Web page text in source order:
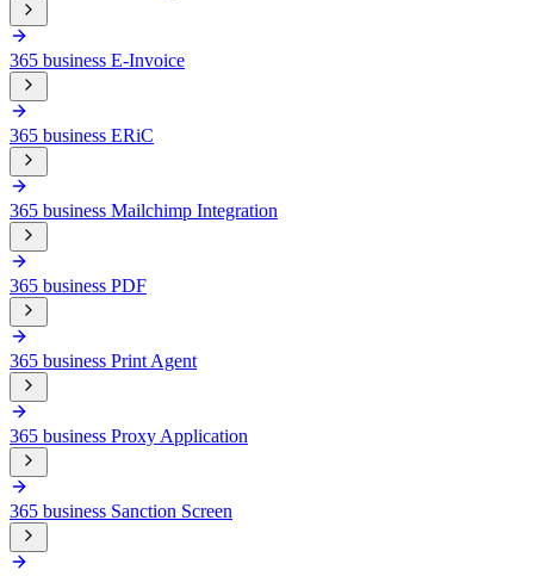
365 business E-Invoice
365 business ERiC
365 business Mailchimp Integration
365 business PDF
365 business Print Agent
365 business Proxy Application
365 business Sanction Screen